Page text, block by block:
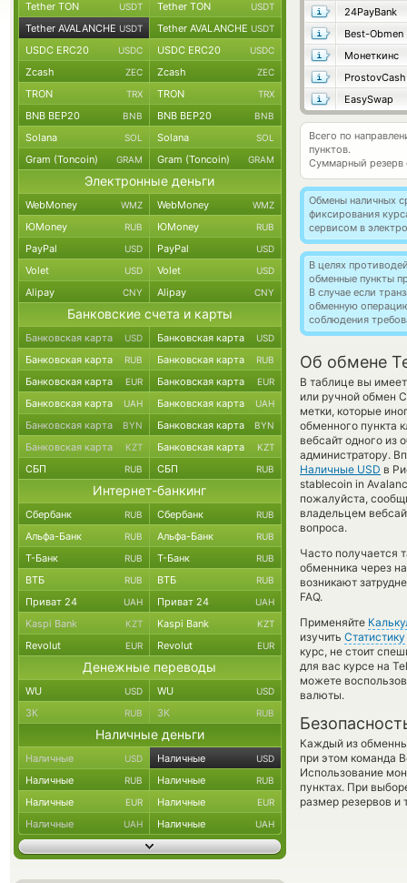
24PayBank
Best-Obmen
Монеткинс
ProstovCash
EasySwap
Всего по
пунктов.
Суммарный резерв
Обмены наличных
фиксирования
сервисом в
В целях
обменные пункты
В случае если
обменную
соблюдения
Об обмене
В таблице вы
или ручной обмен
метки, которые
обменного пункта
вебсайт одного из
администратору.
Наличные USD в
stablecoin in
пожалуйста,
владельцем
вопроса.
Часто получается
обменника через
возникают
FAQ.
Применяйте
изучить Статистику
курс, не стоит
для вас курсе на
можете
валюты.
Каждый из
при этом команда
Использование
пунктах. При
размер резервов и
Tether TON USDT Tether TON USDT
Tether AVALANCHE USDT Tether AVALANCHE USDT
USDC ERC20 USDC USDC ERC20 USDC
Zcash ZEC Zcash ZEC
TRON TRX TRON TRX
BNB BEP20 BNB BNB BEP20 BNB
Solana SOL Solana SOL
Gram (Toncoin) GRAM Gram (Toncoin) GRAM
Электронные деньги
WebMoney WMZ WebMoney WMZ
ЮMoney RUB ЮMoney RUB
PayPal USD PayPal USD
Volet USD Volet USD
Alipay CNY Alipay CNY
Банковские счета и карты
Банковская карта USD Банковская карта USD
Банковская карта RUB Банковская карта RUB
Банковская карта EUR Банковская карта EUR
Банковская карта UAH Банковская карта UAH
Банковская карта BYN Банковская карта BYN
Банковская карта KZT Банковская карта KZT
СБП RUB СБП RUB
Интернет-банкинг
Сбербанк RUB Сбербанк RUB
Альфа-Банк RUB Альфа-Банк RUB
Т-Банк RUB Т-Банк RUB
ВТБ RUB ВТБ RUB
Приват 24 UAH Приват 24 UAH
Kaspi Bank KZT Kaspi Bank KZT
Revolut EUR Revolut EUR
Денежные переводы
WU USD WU USD
ЗК RUB ЗК RUB
Наличные деньги
Наличные USD Наличные USD
Наличные RUB Наличные RUB
Наличные EUR Наличные EUR
Наличные UAH Наличные UAH